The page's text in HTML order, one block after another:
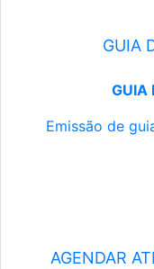
GUIA
GUIA
Emissão de
AGENDAR